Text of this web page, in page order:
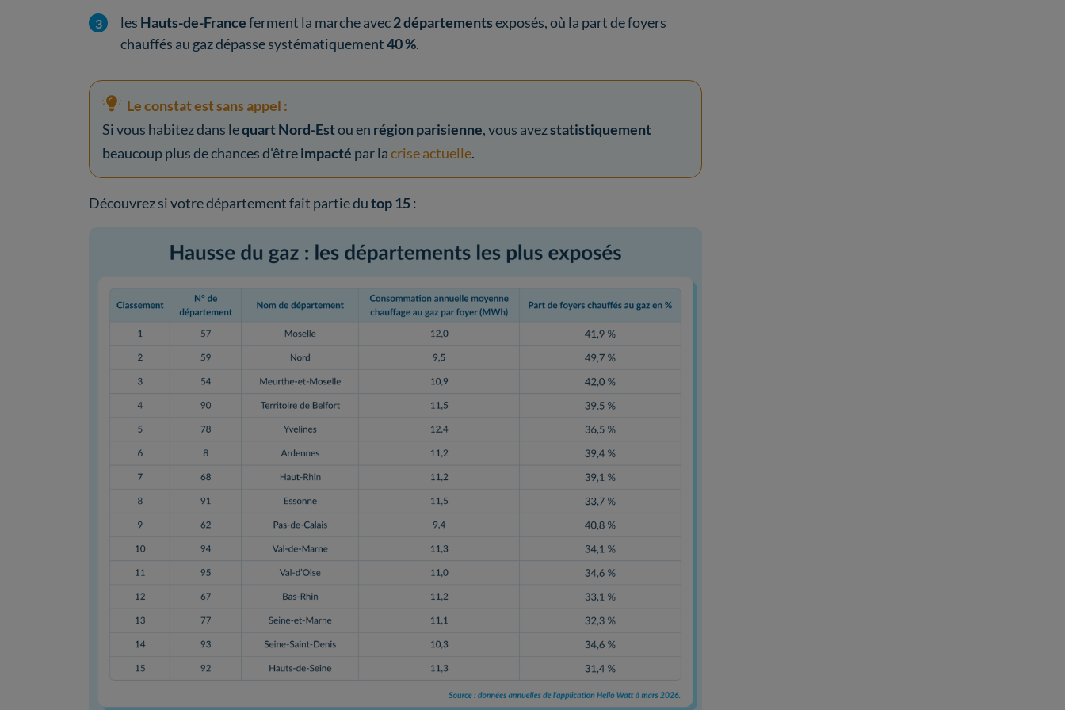
les Hauts-de-Franceferment la marche avec2 départementsexposés, où la part de foyers
chauffés au gaz dépasse systématiquement40 %.
Le constat est sans appel :
Si vous habitez dans lequart Nord-Estou en région parisienne, vous avezstatistiquement
beaucoup plus de chances d'êtreimpacté par lacrise actuelle.
Découvrez si votre département fait partie dutop 15: